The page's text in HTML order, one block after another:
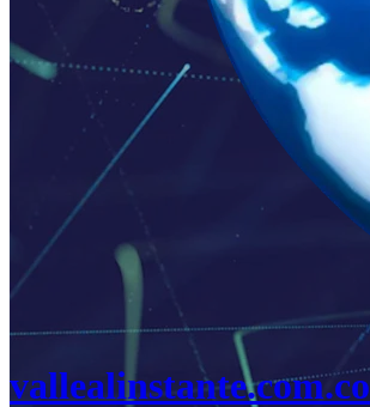
vallealinstante.com.co